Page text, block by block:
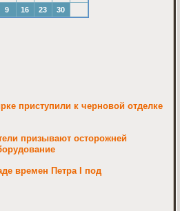
9 16 23 30
приступили к черновой отделке
призывают осторожней
времен Петра I под